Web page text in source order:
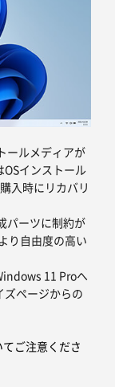
ールメディアが
インストール
入時にリカバリ
パーツに制約が
り自由度の高い
11 Proへ
ズページからの
ご注意くださ